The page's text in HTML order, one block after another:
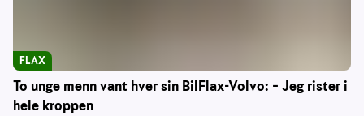
To unge menn vant hver sin BilFlax-Volvo: – Jeg rister i
hele kroppen
FLAX